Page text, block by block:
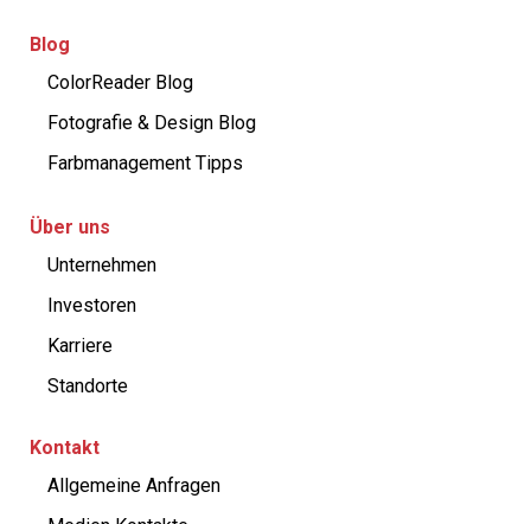
Blog
ColorReader Blog
Fotografie & Design Blog
Farbmanagement Tipps
Über uns
Unternehmen
Investoren
Karriere
Standorte
Kontakt
Allgemeine Anfragen